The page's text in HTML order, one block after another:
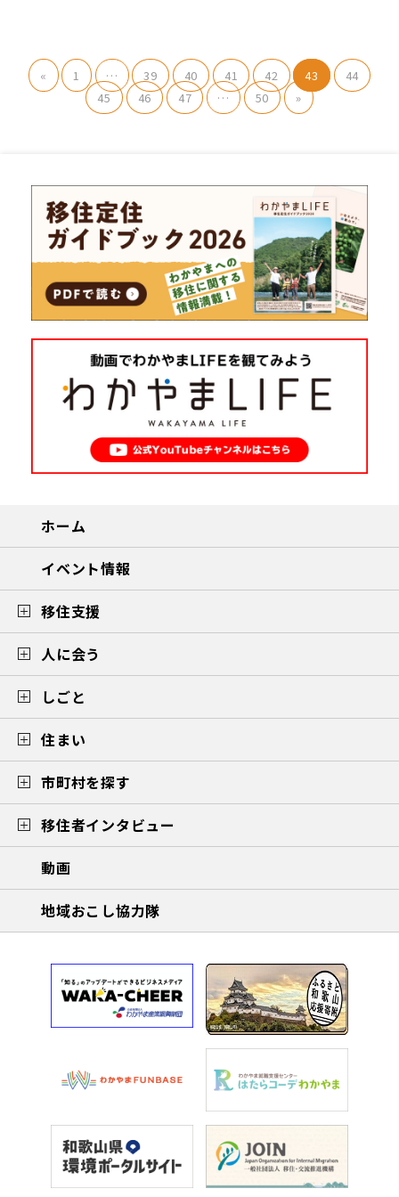
« 1 … 39 40 41 42 43
44
45
46 47 … 50 »
ホーム
イベント情報
移住支援
人に会う
しごと
住まい
市町村を探す
移住者インタビュー
動画
地域おこし協力隊